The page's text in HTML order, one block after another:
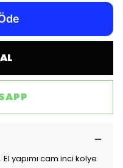
yapımı cam inci kolye